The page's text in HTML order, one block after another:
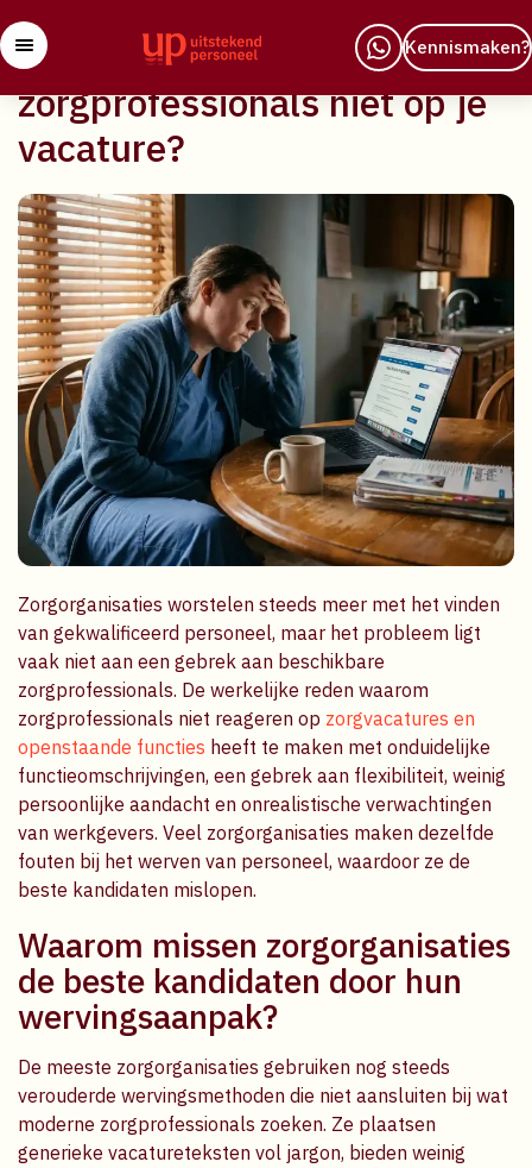
Kennismaken?
29 april 2026
Waarom reageren
zorgprofessionals niet op je
vacature?
Zorgorganisaties worstelen steeds meer met het vinden
van gekwalificeerd personeel, maar het probleem ligt
vaak niet aan een gebrek aan beschikbare
zorgprofessionals. De werkelijke reden waarom
zorgprofessionals niet reageren op zorgvacatures en
openstaande functies heeft te maken met onduidelijke
functieomschrijvingen, een gebrek aan flexibiliteit, weinig
persoonlijke aandacht en onrealistische verwachtingen
van werkgevers. Veel zorgorganisaties maken dezelfde
fouten bij het werven van personeel, waardoor ze de
beste kandidaten mislopen.
Waarom missen zorgorganisaties
de beste kandidaten door hun
wervingsaanpak?
De meeste zorgorganisaties gebruiken nog steeds
verouderde wervingsmethoden die niet aansluiten bij wat
moderne zorgprofessionals zoeken. Ze plaatsen
generieke vacatureteksten vol jargon, bieden weinig